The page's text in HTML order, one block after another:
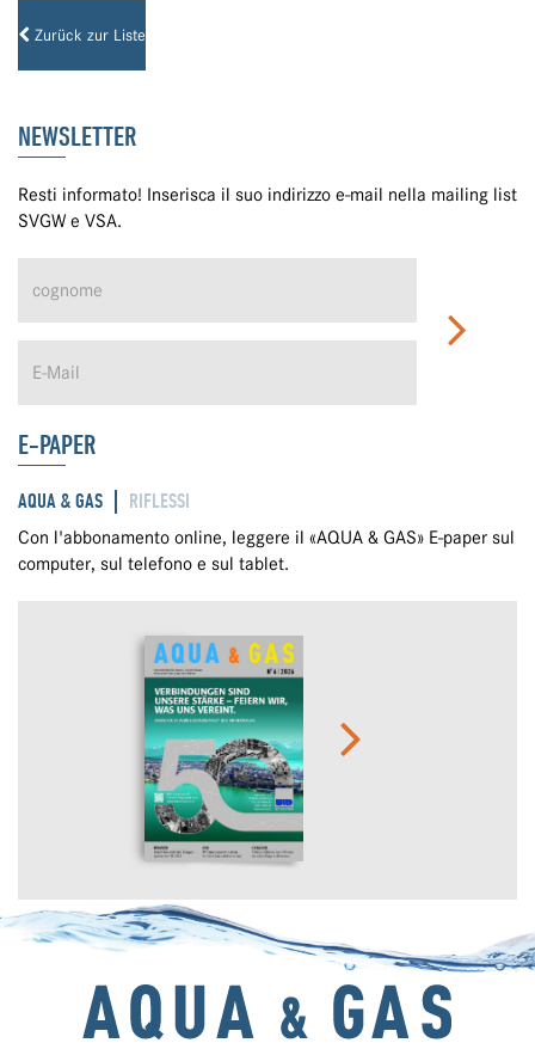
Zurück zur Liste
NEWSLETTER
Resti informato! Inserisca il suo indirizzo e-mail nella mailing list
SVGW e VSA.
E-PAPER
AQUA & GAS RIFLESSI
Con l'abbonamento online, leggere il «AQUA & GAS» E-paper sul
computer, sul telefono e sul tablet.